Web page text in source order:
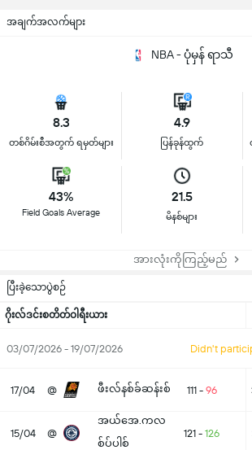
အချက်အလက်များ
NBA - ပုံမှန် ရာသီ
8.3
တစ်ဂိမ်းစီအတွက် ရမှတ်များ
4.9
ပြန်ခုန်ထွက်
43%
Field Goals Average
21.5
မိနစ်များ
အားလုံးကိုကြည့်မည်
ပြီးခဲ့သောပွဲစဉ်
ဂိုးလ်ဒင်းစတိတ်ဝါရီးယား
03/07/2026 - 19/07/2026 Didn't
17/04 @ ဖီးလ်နစ်ခ်ဆန်းစ် 111- 96
15/04 @
အယ်အေ.ကလ
စ်ပ်ပါစ်
121 - 126